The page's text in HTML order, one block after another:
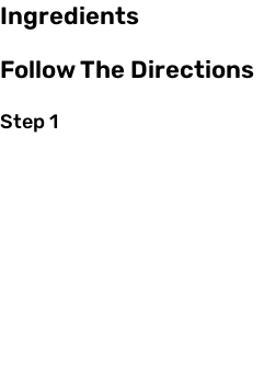
Ingredients
Follow The Directions
Step 1